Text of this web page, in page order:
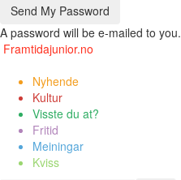
A password will be e-mailed to you.
Framtidajunior.no
Nyhende
Kultur
Visste du at?
Fritid
Meiningar
Kviss